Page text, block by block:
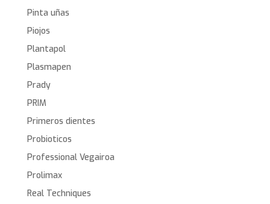
Pinta uñas
Piojos
Plantapol
Plasmapen
Prady
PRIM
Primeros dientes
Probioticos
Professional Vegairoa
Prolimax
Real Techniques